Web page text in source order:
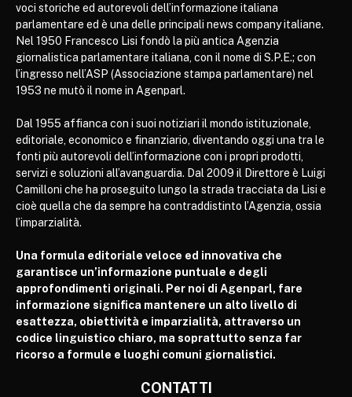
voci storiche ed autorevoli dell’informazione italiana
parlamentare ed è una delle principali news company italiane.
Nel 1950 Francesco Lisi fondò la più antica Agenzia
giornalistica parlamentare italiana, con il nome di S.P.E.; con
l’ingresso nell’ASP (Associazione stampa parlamentare) nel
1953 ne mutò il nome in Agenparl.
Dal 1955 affianca con i suoi notiziari il mondo istituzionale,
editoriale, economico e finanziario, diventando oggi una tra le
fonti più autorevoli dell’informazione con i propri prodotti,
servizi e soluzioni all’avanguardia. Dal 2009 il Direttore è Luigi
Camilloni che ha proseguito lungo la strada tracciata da Lisi e
cioè quella che da sempre ha contraddistinto l’Agenzia, ossia
l’imparzialità.
Una formula editoriale veloce ed innovativa che
garantisce un’informazione puntuale e degli
approfondimenti originali. Per noi di Agenparl, fare
informazione significa mantenere un alto livello di
esattezza, obiettività e imparzialità, attraverso un
codice linguistico chiaro, ma soprattutto senza far
ricorso a formule e luoghi comuni giornalistici.
CONTATTI